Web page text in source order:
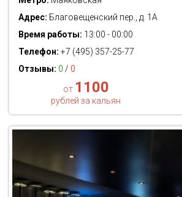
Адрес: Благовещенский пер., д. 1А
Время работы: 13:00 - 00:00
Телефон: +7 (495) 357-25-77
Отзывы: 0 / 0
от 1100
рублей за кальян